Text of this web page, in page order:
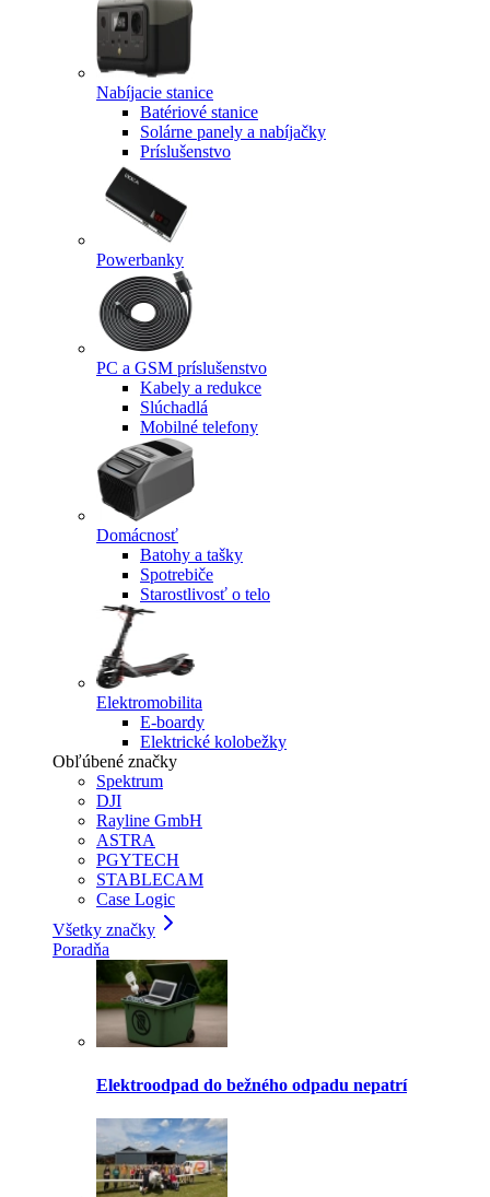
Nabíjacie stanice
Batériové stanice
Solárne panely a nabíjačky
Príslušenstvo
Powerbanky
PC a GSM príslušenstvo
Kabely a redukce
Slúchadlá
Mobilné telefony
Domácnosť
Batohy a tašky
Spotrebiče
Starostlivosť o telo
Elektromobilita
E-boardy
Elektrické kolobežky
Obľúbené značky
Spektrum
DJI
Rayline GmbH
ASTRA
PGYTECH
STABLECAM
Case Logic
Všetky značky
Poradňa
Elektroodpad do bežného odpadu nepatrí